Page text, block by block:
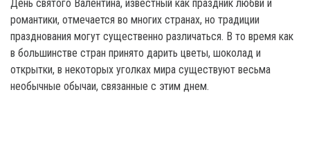
День святого Валентина, известный как праздник любви и
романтики, отмечается во многих странах, но традиции
празднования могут существенно различаться. В то время как
в большинстве стран принято дарить цветы, шоколад и
открытки, в некоторых уголках мира существуют весьма
необычные обычаи, связанные с этим днем.